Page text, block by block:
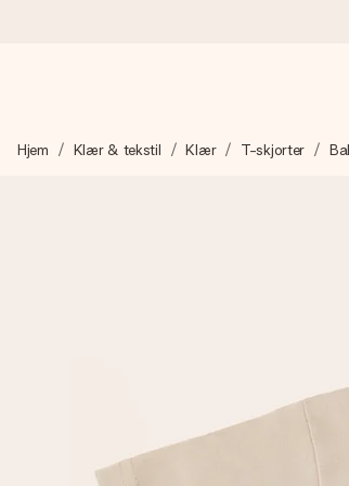
Vi lager dine gaver med omtanke og
Lag noe unikt med bare noen få steg -
Hjem Klær & tekstil Klær T-skjorter